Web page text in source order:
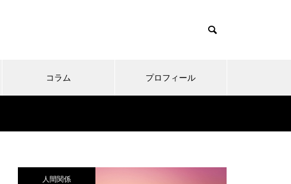
コラム プロフィール
人間関係